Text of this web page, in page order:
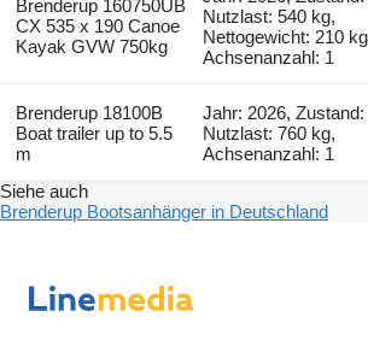
Brenderup 160750UB
CX 535 x 190 Canoe
Kayak GVW 750kg
Nutzlast: 540 kg,
Nettogewicht: 210
Achsenanzahl: 1
Brenderup 18100B
Boat trailer up to 5.5
m
Jahr: 2026, Zustand:
Nutzlast: 760 kg,
Achsenanzahl: 1
Siehe auch
Brenderup Bootsanhänger in Deutschland